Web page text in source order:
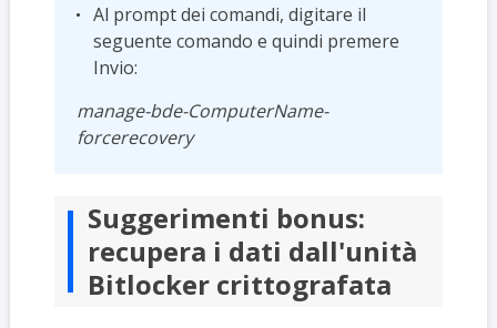
Al prompt dei comandi, digitare il
seguente comando e quindi premere
Invio:
manage-bde-ComputerName-
forcerecovery
Suggerimenti bonus:
recupera i dati dall'unità
Bitlocker crittografata